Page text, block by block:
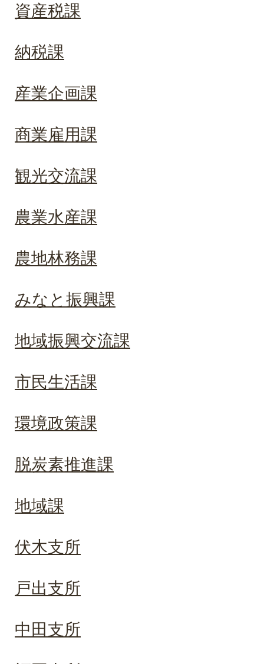
資産税課
納税課
産業企画課
商業雇用課
観光交流課
農業水産課
農地林務課
みなと振興課
地域振興交流課
市民生活課
環境政策課
脱炭素推進課
地域課
伏木支所
戸出支所
中田支所